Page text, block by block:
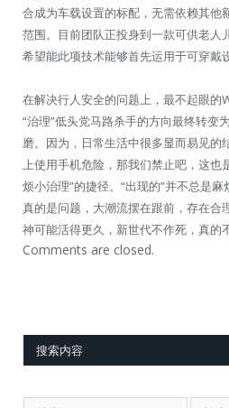
合成为车载设置的标配，无需依赖其他
范围。目前团队正投身到一款可供老人
希望能此项技术能够首先运用于可穿戴
在解决行人安全的问题上，最不起眼的
“治理”低头党马路杀手的方向最终转变
磨。因为，日常生活中很多显而易见的
上使用手机危险，那我们禁止吧，这也
烦小治理”的捷径。“出现的”并不总是
真的是问题，大潮流摆在跟前，存在合
神可能活得更久，新世代不作死，真的
Comments are closed.
搜索内容